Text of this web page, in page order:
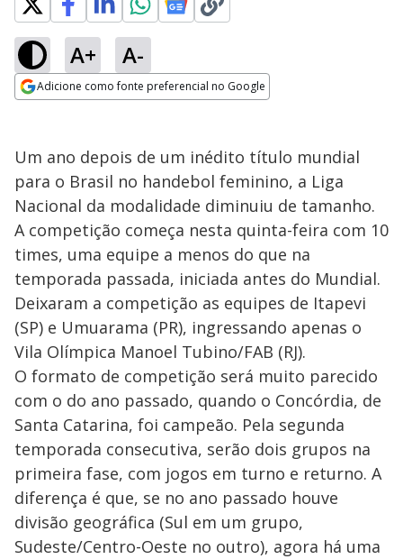
A+ A-
Adicione como fonte preferencial no Google
Um ano depois de um inédito título mundial
para o Brasil no handebol feminino, a Liga
Nacional da modalidade diminuiu de tamanho.
A competição começa nesta quinta-feira com 10
times, uma equipe a menos do que na
temporada passada, iniciada antes do Mundial.
Deixaram a competição as equipes de Itapevi
(SP) e Umuarama (PR), ingressando apenas o
Vila Olímpica Manoel Tubino/FAB (RJ).
O formato de competição será muito parecido
com o do ano passado, quando o Concórdia, de
Santa Catarina, foi campeão. Pela segunda
temporada consecutiva, serão dois grupos na
primeira fase, com jogos em turno e returno. A
diferença é que, se no ano passado houve
divisão geográfica (Sul em um grupo,
Sudeste/Centro-Oeste no outro), agora há uma